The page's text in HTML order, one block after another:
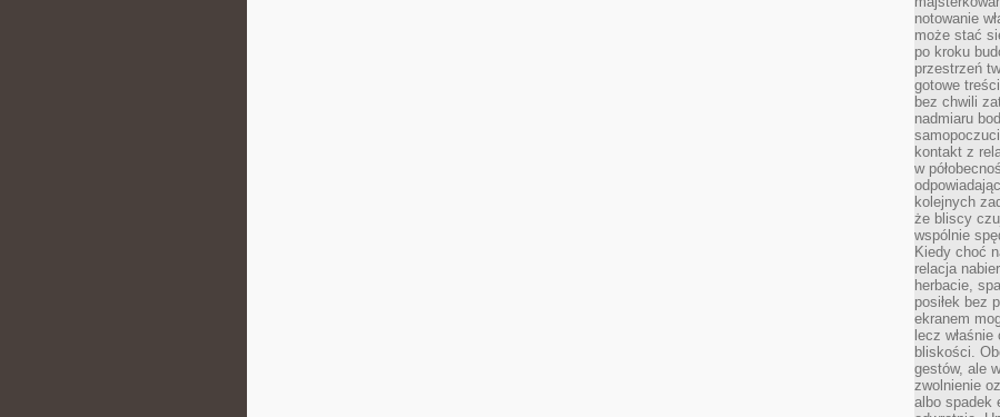
notowanie
może stać
po kroku
przestrzeń
gotowe
bez chwili
nadmiaru
kontakt z
w
kolejnych
że bliscy
wspólnie
Kiedy choć
relacja
herbacie,
posiłek bez
ekranem
lecz
bliskości.
gestów, ale
zwolnienie
albo spadek